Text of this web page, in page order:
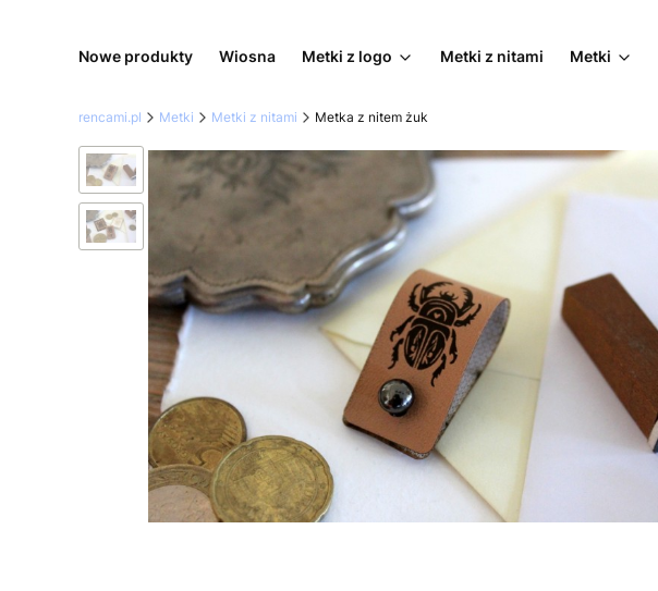
Nowe produkty Wiosna Metki z logo Metki z nitami Metki
rencami.pl Metki Metki z nitami Metka z nitem żuk